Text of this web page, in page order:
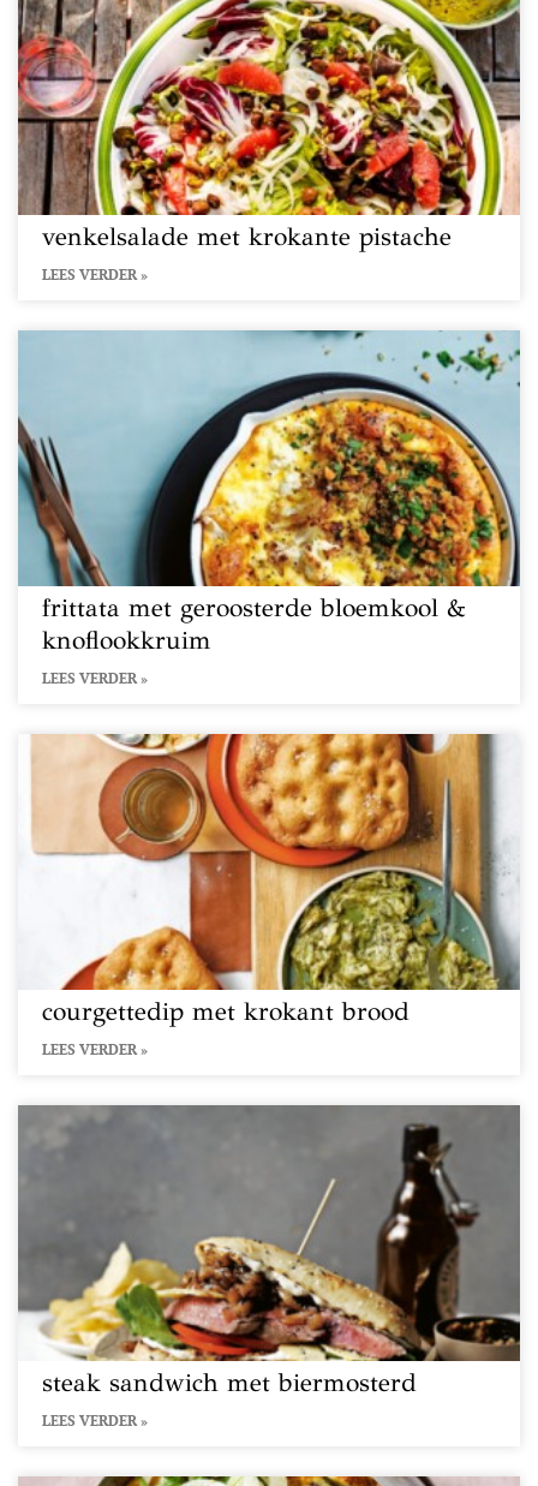
venkelsalade met krokante pistache
LEES VERDER »
frittata met geroosterde bloemkool &
knoflookkruim
LEES VERDER »
courgettedip met krokant brood
LEES VERDER »
steak sandwich met biermosterd
LEES VERDER »